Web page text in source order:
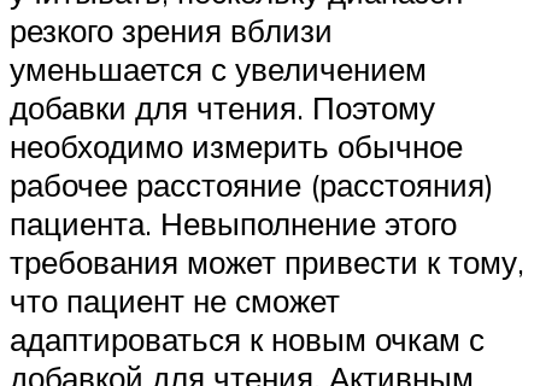
резкого зрения вблизи
уменьшается с увеличением
добавки для чтения. Поэтому
необходимо измерить обычное
рабочее расстояние (расстояния)
пациента. Невыполнение этого
требования может привести к тому,
что пациент не сможет
адаптироваться к новым очкам с
добавкой для чтения. Активным